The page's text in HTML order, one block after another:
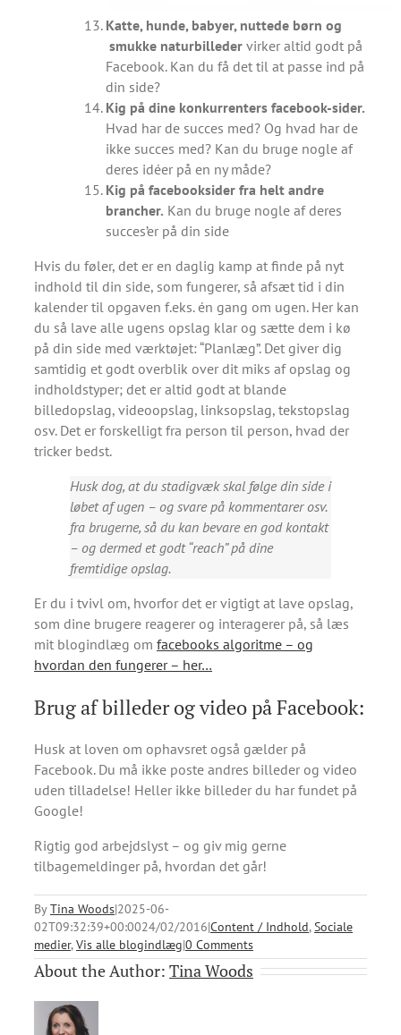
Katte, hunde, babyer, nuttede børn og
smukke naturbilleder virker altid godt på
Facebook. Kan du få det til at passe ind på
din side?
Kig på dine konkurrenters facebook-sider.
Hvad har de succes med? Og hvad har de
ikke succes med? Kan du bruge nogle af
deres idéer på en ny måde?
Kig på facebooksider fra helt andre
brancher. Kan du bruge nogle af deres
succes’er på din side
Hvis du føler, det er en daglig kamp at finde på nyt
indhold til din side, som fungerer, så afsæt tid i din
kalender til opgaven f.eks. én gang om ugen. Her kan
du så lave alle ugens opslag klar og sætte dem i kø
på din side med værktøjet: “Planlæg”. Det giver dig
samtidig et godt overblik over dit miks af opslag og
indholdstyper; det er altid godt at blande
billedopslag, videoopslag, linksopslag, tekstopslag
osv. Det er forskelligt fra person til person, hvad der
tricker bedst.
Husk dog, at du stadigvæk skal følge din side i
løbet af ugen – og svare på kommentarer osv.
fra brugerne, så du kan bevare en god kontakt
– og dermed et godt “reach” på dine
fremtidige opslag.
Er du i tvivl om, hvorfor det er vigtigt at lave opslag,
som dine brugere reagerer og interagerer på, så læs
mit blogindlæg om facebooks algoritme – og
hvordan den fungerer – her…
Brug af billeder og video på Facebook:
Husk at loven om ophavsret også gælder på
Facebook. Du må ikke poste andres billeder og video
uden tilladelse! Heller ikke billeder du har fundet på
Google!
Rigtig god arbejdslyst – og giv mig gerne
tilbagemeldinger på, hvordan det går!
ByTina Woods|2025-06-
02T09:32:39+00:0024/02/2016|Content / Indhold,Sociale
medier,Vis alle blogindlæg|0 Comments
About the Author: Tina Woods